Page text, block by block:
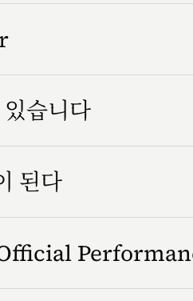
습니다
된다
Official